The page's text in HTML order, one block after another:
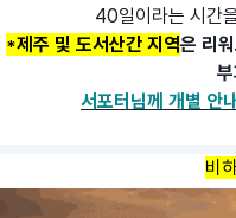
40일이라는 시간
*제주 및 도서산간 지역은 리
서포터님께 개별 안
비